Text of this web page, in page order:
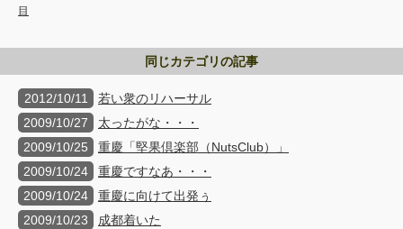
目
同じカテゴリの記事
2012/10/11
若い衆のリハーサル
2009/10/27
太ったがな・・・
2009/10/25
重慶「堅果倶楽部（NutsClub）」
2009/10/24
重慶ですなあ・・・
2009/10/24
重慶に向けて出発ぅ
2009/10/23
成都着いた